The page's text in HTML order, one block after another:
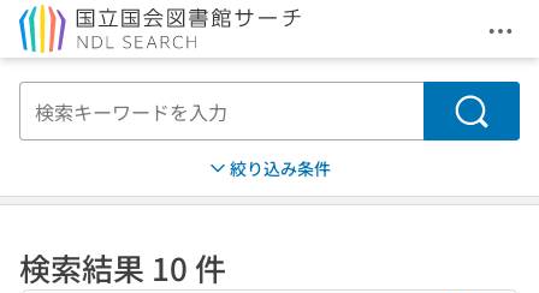
メ
検索
絞り込み条件
検索結果 10 件